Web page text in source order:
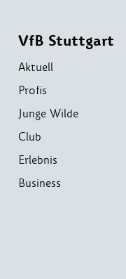
VfB Stuttgart
Aktuell
Profis
Junge Wilde
Club
Erlebnis
Business